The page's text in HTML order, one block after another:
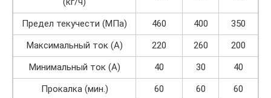
Предел текучести (МПа) 460 400
350
Максимальный ток (А)
220 260
200
Минимальный ток (А)
40 30
40
Прокалка (мин.)
60 60 60